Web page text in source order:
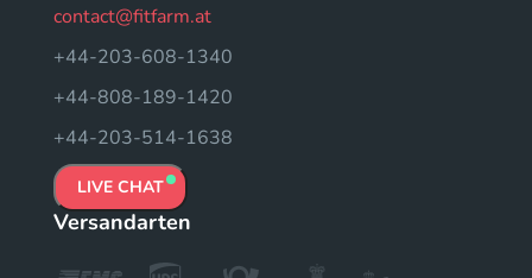
contact@fitfarm.at
+44-203-608-1340
+44-808-189-1420
+44-203-514-1638
LIVE CHAT
Versandarten